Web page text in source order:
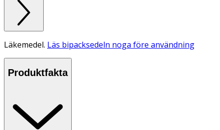
Läkemedel. Läs bipacksedeln noga före användning
Produktfakta